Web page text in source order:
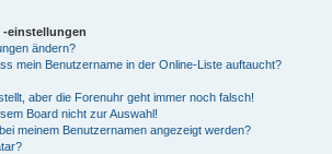
-einstellungen
ändern?
mein Benutzername in der Online-Liste auftaucht?
aber die Forenuhr geht immer noch falsch!
Board nicht zur Auswahl!
meinem Benutzernamen angezeigt werden?